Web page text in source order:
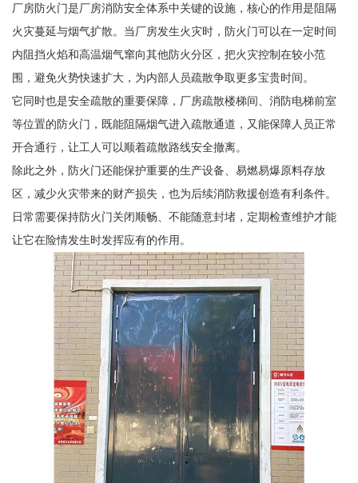
厂房防火门是厂房消防安全体系中关键的设施，核心的作用是阻隔
火灾蔓延与烟气扩散。当厂房发生火灾时，防火门可以在一定时间
内阻挡火焰和高温烟气窜向其他防火分区，把火灾控制在较小范
围，避免火势快速扩大，为内部人员疏散争取更多宝贵时间。
它同时也是安全疏散的重要保障，厂房疏散楼梯间、消防电梯前室
等位置的防火门，既能阻隔烟气进入疏散通道，又能保障人员正常
开合通行，让工人可以顺着疏散路线安全撤离。
除此之外，防火门还能保护重要的生产设备、易燃易爆原料存放
区，减少火灾带来的财产损失，也为后续消防救援创造有利条件。
日常需要保持防火门关闭顺畅、不能随意封堵，定期检查维护才能
让它在险情发生时发挥应有的作用。